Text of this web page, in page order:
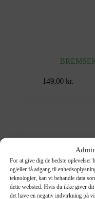
For at give dig de bedste oplevelser
og/eller få adgang til
teknologier, kan vi behandle data
dette websted. Hvis du ikke giver
det have en negativ indvirkning på
149,00 kr.